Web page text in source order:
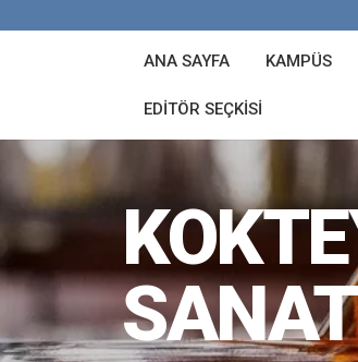
ANA SAYFA KAMPÜS
EDITÖR SEÇKISI